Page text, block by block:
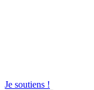
Je soutiens !